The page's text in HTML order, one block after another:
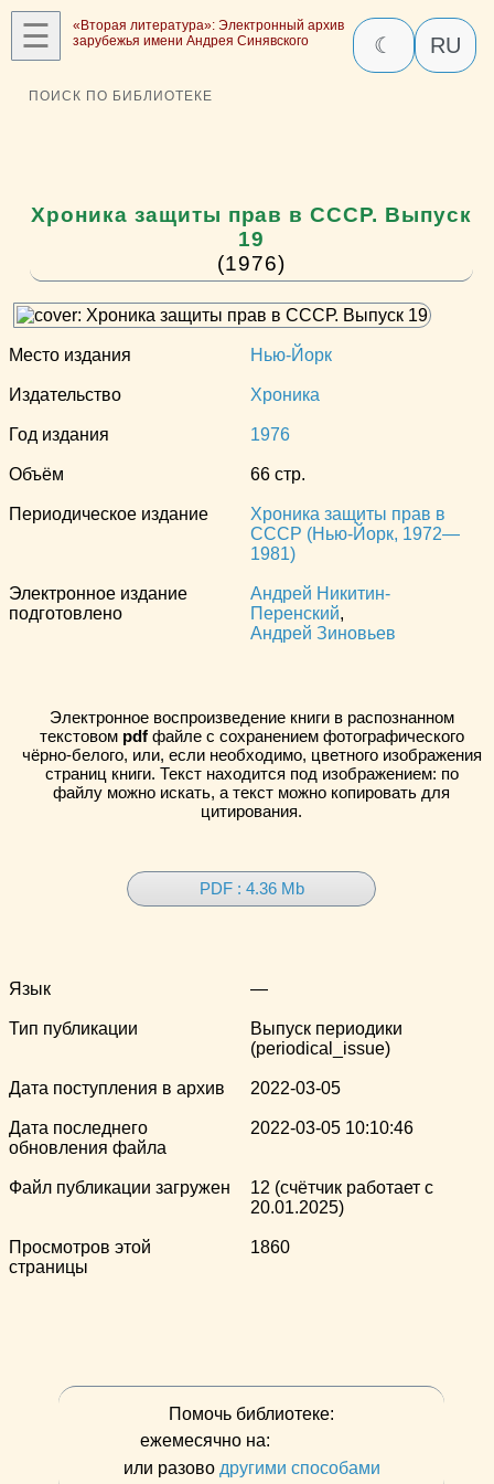
☰
«Вторая литература»: Электронный архив
зарубежья имени Андрея Синявского
☾ RU
ПОИСК ПО БИБЛИОТЕКЕ
Хроника защиты прав в СССР. Выпуск
19
(1976)
Место издания Нью-Йорк
Издательство Хроника
Год издания 1976
Объём 66 стр.
Периодическое издание
Хроника защиты прав в
СССР (Нью-Йорк, 1972—
1981)
Электронное издание
подготовлено
Андрей Никитин-
Перенский,
Андрей Зиновьев
Электронное воспроизведение книги в распознанном
текстовом pdfфайле с сохранением фотографического
чёрно-белого, или, если необходимо, цветного изображения
страниц книги. Текст находится под изображением: по
файлу можно искать, а текст можно копировать для
цитирования.
PDF : 4.36 Mb
Язык —
Тип публикации
Выпуск периодики
(periodical_issue)
Дата поступления в архив 2022-03-05
Дата последнего
обновления файла
2022-03-05 10:10:46
Файл публикации загружен
12 (счётчик работает с
20.01.2025)
Просмотров этой
страницы
1860
Помочь библиотеке:
ежемесячно на:
или разово другими способами